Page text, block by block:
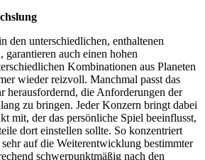
den unterschiedlichen, enthaltenen
garantieren auch einen hohen
Kombinationen aus Planeten
wieder reizvoll. Manchmal passt das
herausfordernd, die Anforderungen der
zu bringen. Jeder Konzern bringt dabei
mit, der das persönliche Spiel beeinflusst,
dort einstellen sollte. So konzentriert
auf die Weiterentwicklung bestimmter
schwerpunktmäßig nach den